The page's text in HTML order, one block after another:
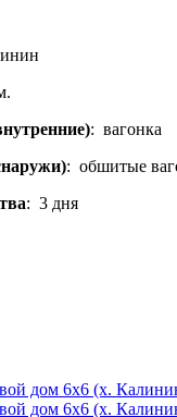
: вагонка
: обшитые
: 3 дня